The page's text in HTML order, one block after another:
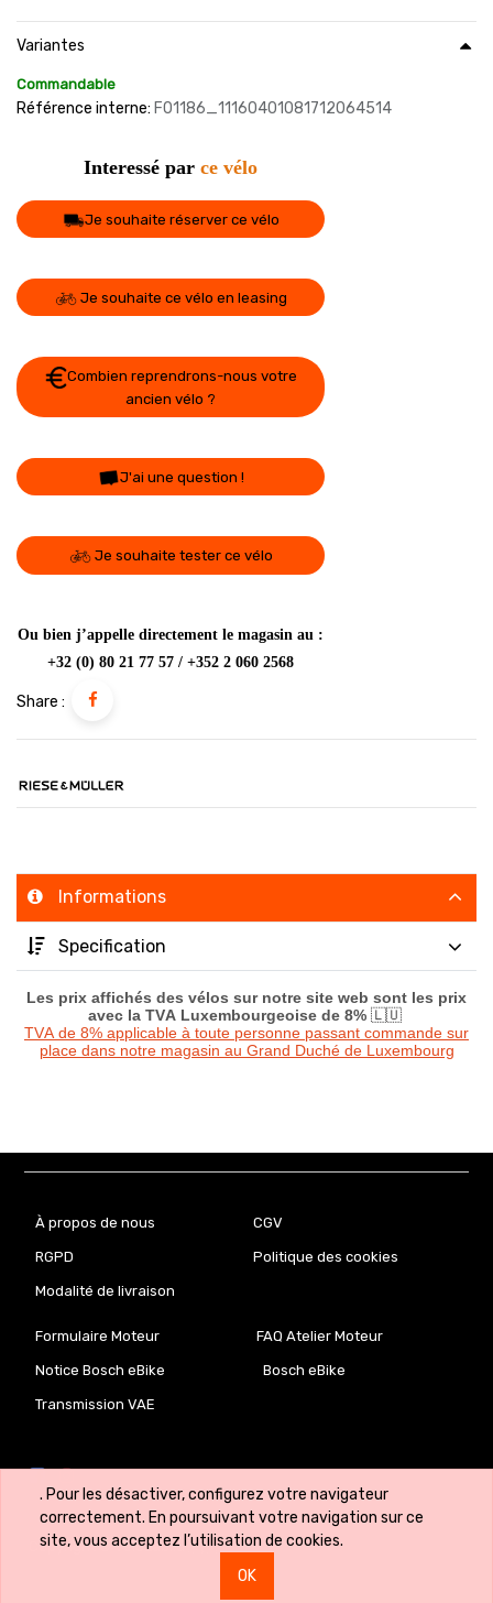
. Pour les désactiver, configurez votre navigateur
correctement. En poursuivant votre navigation sur ce
site, vous acceptez l’utilisation de cookies.
OK
Variantes
Commandable
Référence interne: F01186_11160401081712064514
Interessé par ce vélo
Je souhaite réserver ce vélo
Je souhaite ce vélo en leasing
Combien reprendrons-nous votre
ancien vélo ?
J'ai une question !
Je souhaite tester ce vélo
Ou bien j’appelle directement le magasin au :
+32 (0) 80 21 77 57 / +352 2 060 2568
Share :
Informations
Specification
Les prix affichés des vélos sur notre site web sont les prix
avec la TVA Luxembourgeoise de 8% 🇱🇺
TVA de 8% applicable à toute personne passant commande sur
place dans notre magasin au Grand Duché de Luxembourg
À propos de nous CGV
RGPD Politique des cookies
Modalité de livraison
Formulaire Moteur FAQ Atelier Moteur
Notice Bosch eBike Bosch eBike
Transmission VAE
Copyright © VeloLab.lu 🇱🇺